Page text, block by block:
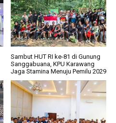
Sambut HUT RI ke-81 di Gunung
Sanggabuana, KPU Karawang
Jaga Stamina Menuju Pemilu 2029